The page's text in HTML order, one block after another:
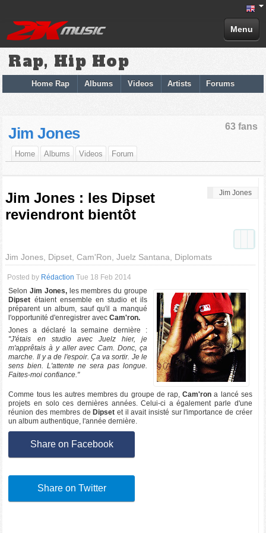
Menu
Rap, Hip Hop
Home Rap Albums Videos Artists Forums
63 fans
Jim Jones
Home Albums Videos Forum
Jim Jones
Jim Jones : les Dipset
reviendront bientôt
Jim Jones, Dipset, Cam'Ron, Juelz Santana, Diplomats
Posted by Rédaction Tue 18 Feb 2014
Selon Jim Jones,les membres du groupe
Dipset étaient ensemble en studio et ils
préparent un album, sauf qu'il a manqué
l'opportunité d'enregistrer avecCam'ron.
Jones a déclaré la semaine dernière :
"J'étais en studio avec Juelz hier, je
m'apprêtais à y aller avec Cam. Donc, ça
marche. Il y a de l'espoir. Ça va sortir. Je le
sens bien. L'attente ne sera pas longue.
Faites-moi confiance."
Comme tous les autres membres du groupe de rap,Cam'ron a lancé ses
projets en solo ces dernières années. Celui-ci a également parle d'une
réunion des membres de Dipset et il avait insisté sur l'importance de créer
un album authentique, l'année dernière.
Share on Facebook
Share on Twitter